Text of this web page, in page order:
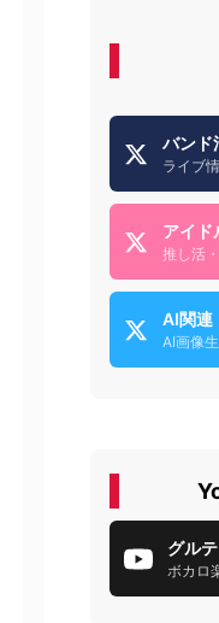
バンド
ライブ
アイド
推し活
AI関連
AI画像
グル
ボカロ